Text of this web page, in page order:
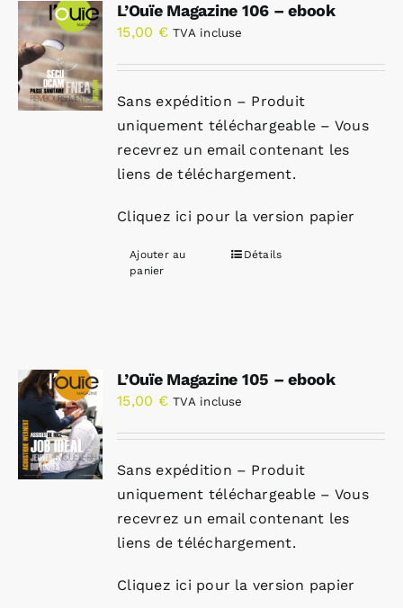
Annonces emploi
L’Ouïe Magazine 106 – ebook
15,00 € TVA incluse
Sans expédition – Produit
uniquement téléchargeable – Vous
recevrez un email contenant les
liens de téléchargement.
Cliquez ici pour la version papier
Ajouter au
panier
Détails
L’Ouïe Magazine 105 – ebook
15,00 € TVA incluse
Sans expédition – Produit
uniquement téléchargeable – Vous
recevrez un email contenant les
liens de téléchargement.
Cliquez ici pour la version papier